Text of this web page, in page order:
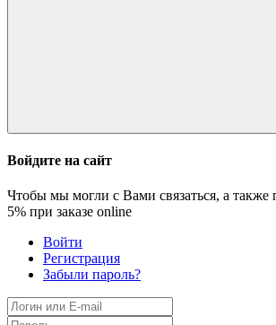
Войдите на сайт
Чтобы мы могли с Вами связаться, а также
5% при заказе online
Войти
Регистрация
Забыли пароль?